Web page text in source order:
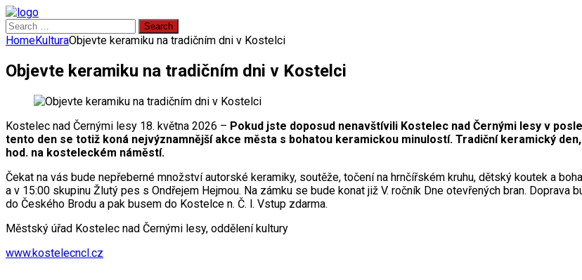
Search
for:
HomeKulturaObjevte keramiku na tradičním dni v Kostelci
Objevte keramiku na tradičním dni v Kostelci
Kostelec nad Černými lesy 18. května 2026 – Pokud jste doposud nenavštívili Kostelec nad Černými lesy v
tento den se totiž koná nejvýznamnější akce města s bohatou keramickou minulostí. Tradiční keramický
hod. na kosteleckém náměstí.
Čekat na vás bude nepřeberné množství autorské keramiky, soutěže, točení na hrnčířském kruhu, dětský koutek a
a v 15:00 skupinu Žlutý pes s Ondřejem Hejmou. Na zámku se bude konat již V. ročník Dne otevřených bran.
do Českého Brodu a pak busem do Kostelce n. Č. l. Vstup zdarma.
Městský úřad Kostelec nad Černými lesy, oddělení kultury
www.kostelecncl.cz